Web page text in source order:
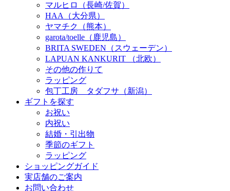
マルヒロ（長崎/佐賀）
HAA（大分県）
ヤマチク（熊本）
garota/toelle（鹿児島）
BRITA SWEDEN（スウェーデン）
LAPUAN KANKURIT （北欧）
その他の作りて
ラッピング
包丁工房 タダフサ（新潟）
ギフトを探す
お祝い
内祝い
結婚・引出物
季節のギフト
ラッピング
ショッピングガイド
実店舗のご案内
お問い合わせ